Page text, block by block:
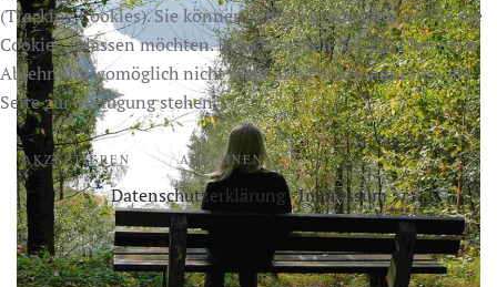
(Tracking Cookies). Sie können selbst entscheiden, ob Sie die
Cookies zulassen möchten. Bitte beachten Sie, dass bei einer
Ablehnung womöglich nicht mehr alle Funktionalitäten der
Seite zur Verfügung stehen.
AKZEPTIEREN ABLEHNEN
Datenschutzerklärung|Impressum